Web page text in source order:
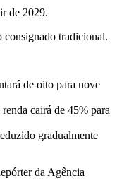
de 2029.
consignado tradicional.
de oito para nove
cairá de 45% para
gradualmente
da Agência